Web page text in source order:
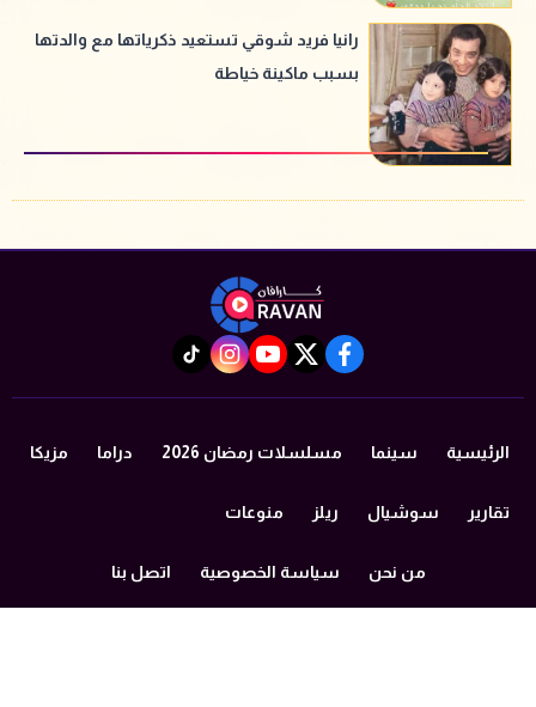
رانيا فريد شوقي تستعيد ذكرياتها مع والدتها
بسبب ماكينة خياطة
facebook
twitter
youtube
instagram
tiktok
الرئيسية سينما مسلسلات رمضان 2026 دراما مزيكا
تقارير سوشيال ريلز منوعات
من نحن سياسة الخصوصية اتصل بنا